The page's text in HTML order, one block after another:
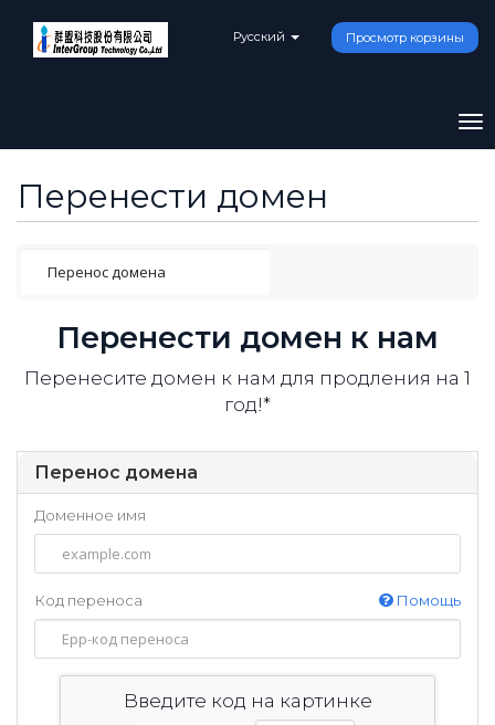
Русский Просмотр корзины
Перенести домен
Перенести домен к нам
Перенесите домен к нам для продления на 1
год!*
Перенос домена
Доменное имя
Код переноса Помощь
Введите код на картинке